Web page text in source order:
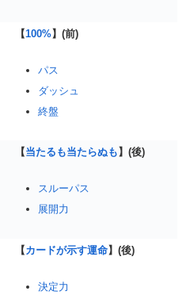
【100%】(前)
パス
ダッシュ
終盤
【当たるも当たらぬも 】(後)
スルーパス
展開力
【カードが示す運命】(後)
決定力